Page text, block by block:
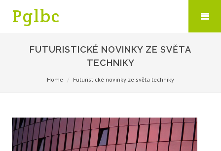
Pglbc
FUTURISTICKÉ NOVINKY ZE SVĚTA
TECHNIKY
Home Futuristické novinky ze světa techniky